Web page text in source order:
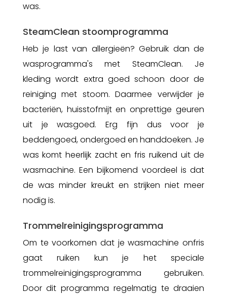
was.
SteamClean stoomprogramma
Heb je last van allergieën? Gebruik dan de
wasprogramma's met SteamClean. Je
kleding wordt extra goed schoon door de
reiniging met stoom. Daarmee verwijder je
bacteriën, huisstofmijt en onprettige geuren
uit je wasgoed. Erg fijn dus voor je
beddengoed, ondergoed en handdoeken. Je
was komt heerlijk zacht en fris ruikend uit de
wasmachine. Een bijkomend voordeel is dat
de was minder kreukt en strijken niet meer
nodig is.
Trommelreinigingsprogramma
Om te voorkomen dat je wasmachine onfris
gaat ruiken kun je het speciale
trommelreinigingsprogramma gebruiken.
Door dit programma regelmatig te draaien